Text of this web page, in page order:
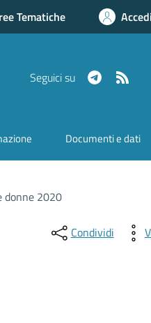
Tematiche
Seguici su Telegram
Documenti e dati
donne 2020
Condividi